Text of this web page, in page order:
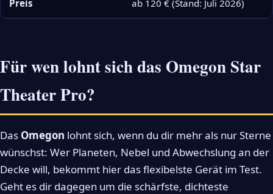
Preis ab 120 € (Stand: Juli 2026)
Für wen lohnt sich das Omegon Star
Theater Pro?
Das Omegon lohnt sich, wenn du dir mehr als nur Sterne
wünschst: Wer Planeten, Nebel und Abwechslung an der
Decke will, bekommt hier das flexibelste Gerät im Test.
Geht es dir dagegen um die schärfste, dichteste